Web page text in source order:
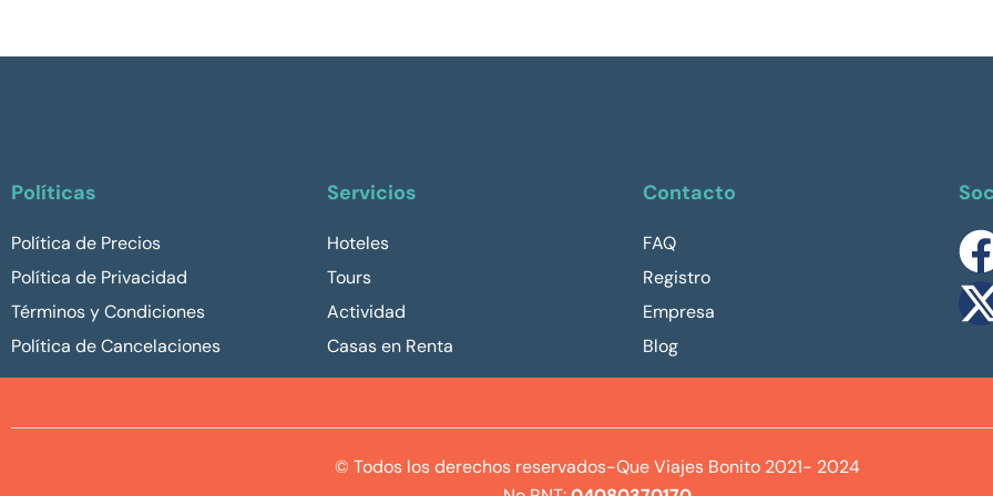
Políticas
Política de Precios
Política de Privacidad
Términos y Condiciones
Política de Cancelaciones
Servicios
Hoteles
Tours
Actividad
Casas en Renta
Contacto
FAQ
Registro
Empresa
Blog
© Todos los derechos reservados-Que Viajes Bonito 2021- 2024